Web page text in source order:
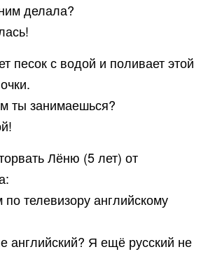
делала?
песок с водой и поливает этой
ты занимаешься?
Лёню (5 лет) от
телевизору английскому
английский? Я ещё русский не